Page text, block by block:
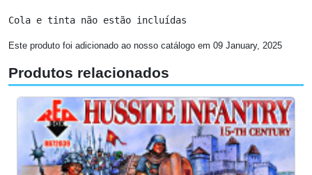
Cola e tinta não estão incluídas
Este produto foi adicionado ao nosso catálogo em 09 January, 2025
Produtos relacionados